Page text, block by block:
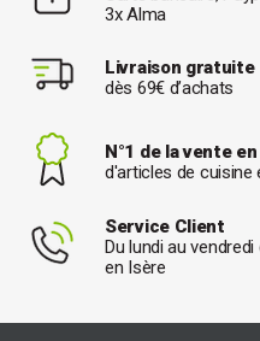
3x Alma
Livraison gratuite
dès 69€ d’achats
N°1 de la vente
d'articles de cuisine
Service Client
Du lundi au
en Isère